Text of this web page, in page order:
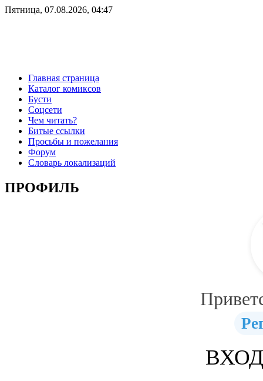
Пятница, 07.08.2026, 04:47
Главная страница
Каталог комиксов
Бусти
Соцсети
Чем читать?
Битые ссылки
Просьбы и пожелания
Форум
Словарь локализаций
ПРОФИЛЬ